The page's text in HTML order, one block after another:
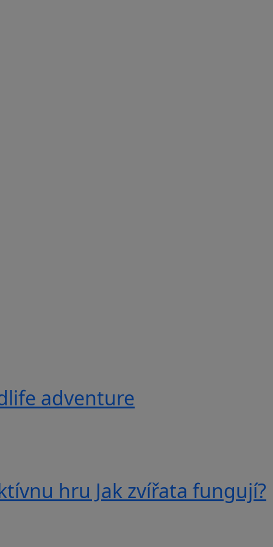
adventure
hru Jak zvířata fungují?